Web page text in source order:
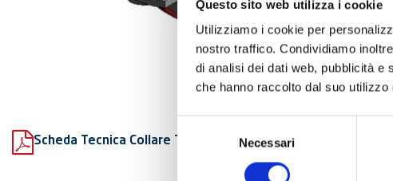
Questo sito web utilizza i cookie
Utilizziamo i cookie per
nostro traffico. Condividiamo
di analisi dei dati web, pubblicità e
che hanno raccolto dal suo utilizzo
Necessari
Scheda Tecnica Collare Titan HD fonoassorbente